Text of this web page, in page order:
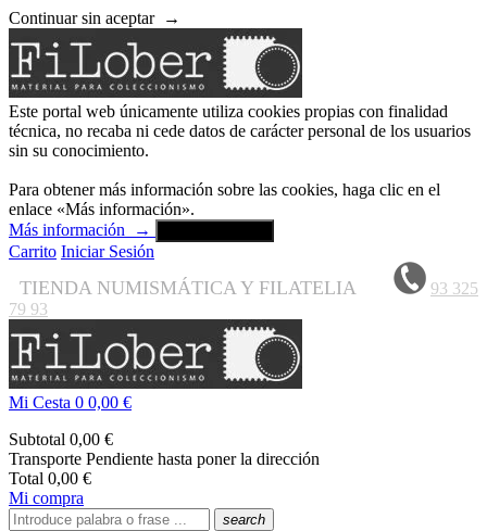
Continuar sin aceptar →
Este portal web únicamente utiliza cookies propias con finalidad
técnica, no recaba ni cede datos de carácter personal de los usuarios
sin su conocimiento.
Para obtener más información sobre las cookies, haga clic en el
enlace «Más información».
Más información
→
Carrito Iniciar Sesión
TIENDA NUMISMÁTICA Y FILATELIA
93 325
79 93
Mi Cesta 0 0,00 €
Subtotal 0,00 €
Transporte Pendiente hasta poner la dirección
Total 0,00 €
Mi compra
search